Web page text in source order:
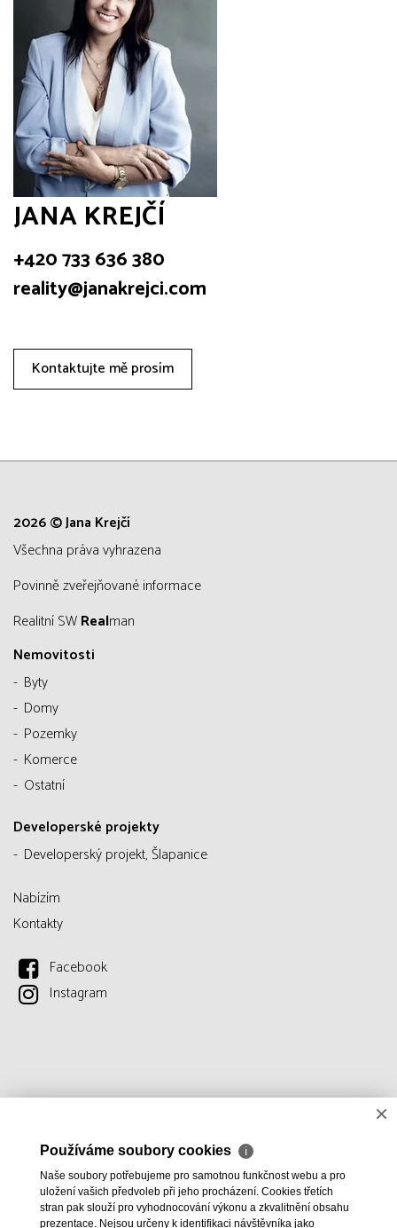
JANA KREJČÍ
+420 733 636 380
reality@janakrejci.com
Kontaktujte mě prosím
2026 © Jana Krejčí
všechna práva vyhrazena
Povinně zveřejňované informace
Realitní SWRealman
Nemovitosti
Byty
Domy
Pozemky
Komerce
Ostatní
Developerské projekty
Developerský projekt, Šlapanice
Nabízím
Kontakty
Facebook
Instagram
×
Používáme soubory cookies ℹ
Naše soubory potřebujeme pro samotnou funkčnost webu a pro
uložení vašich předvoleb při jeho procházení. Cookies třetích
stran pak slouží pro vyhodnocování výkonu a zkvalitnění obsahu
prezentace. Nejsou určeny k identifikaci návštěvníka jako